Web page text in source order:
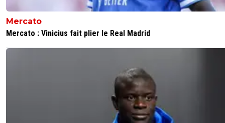
Mercato
Mercato : Vinicius fait plier le Real Madrid